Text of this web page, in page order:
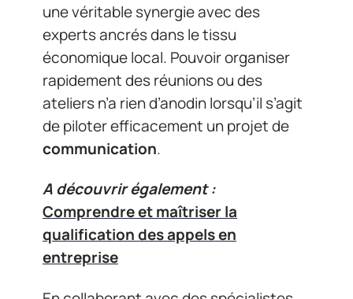
une véritable synergie avec des
experts ancrés dans le tissu
économique local. Pouvoir organiser
rapidement des réunions ou des
ateliers n’a rien d’anodin lorsqu’il s’agit
de piloter efficacement un projet de
communication.
A découvrir également :
Comprendre et maîtriser la
qualification des appels en
entreprise